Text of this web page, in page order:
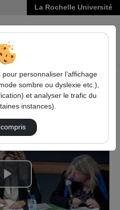
La Rochelle Université
ronde - Protect…
Lire
personnaliser l’affichage
sombre ou dyslexie etc.),
et analyser le trafic du
instances).
compris